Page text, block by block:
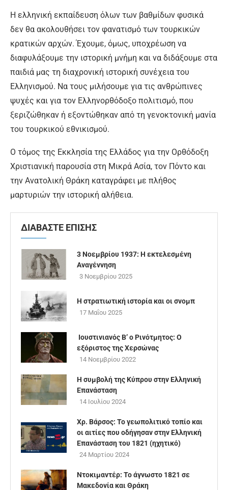
Η ελληνική εκπαίδευση όλων των βαθμίδων φυσικά
δεν θα ακολουθήσει τον φανατισμό των τουρκικών
κρατικών αρχών. Έχουμε, όμως, υποχρέωση να
διαφυλάξουμε την ιστορική μνήμη και να διδάξουμε στα
παιδιά μας τη διαχρονική ιστορική συνέχεια του
Ελληνισμού. Να τους μιλήσουμε για τις ανθρώπινες
ψυχές και για τον Ελληνορθόδοξο πολιτισμό, που
ξεριζώθηκαν ή εξοντώθηκαν από τη γενοκτονική μανία
του τουρκικού εθνικισμού.
Ο τόμος της Εκκλησία της Ελλάδος για την Ορθόδοξη
Χριστιανική παρουσία στη Μικρά Ασία, τον Πόντο και
την Ανατολική Θράκη καταγράφει με πλήθος
μαρτυριών την ιστορική αλήθεια.
ΔΙΑΒΑΣΤΕ ΕΠΙΣΗΣ
3 Νοεμβρίου 1937: Η εκτελεσμένη
Αναγέννηση
3 Νοεμβρίου 2025
Η στρατιωτική ιστορία και οι σνομπ
17 Μαΐου 2025
Ιουστινιανός Β’ ο Ρινότμητος: Ο
εξόριστος της Χερσώνας
14 Νοεμβρίου 2022
Η συμβολή της Κύπρου στην Ελληνική
Επανάσταση
14 Ιουλίου 2024
Χρ. Βάρσος: Το γεωπολιτικό τοπίο και
οι αιτίες που οδήγησαν στην Ελληνική
Επανάσταση του 1821 (ηχητικό)
24 Μαρτίου 2024
Ντοκιμαντέρ: Το άγνωστο 1821 σε
Μακεδονία και Θράκη